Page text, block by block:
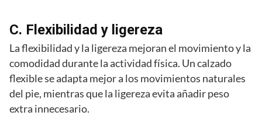
C. Flexibilidad y ligereza
La flexibilidad y la ligereza mejoran el movimiento y la
comodidad durante la actividad física. Un calzado
flexible se adapta mejor a los movimientos naturales
del pie, mientras que la ligereza evita añadir peso
extra innecesario.